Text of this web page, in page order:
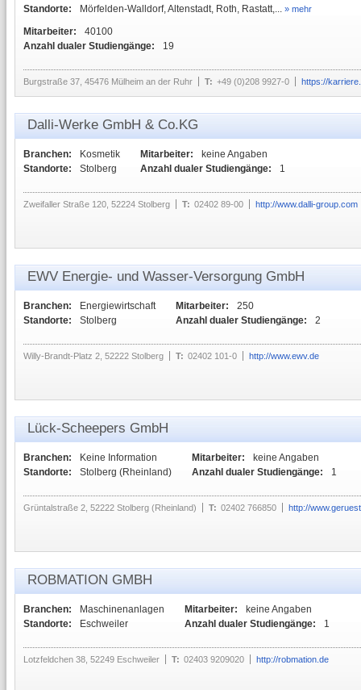
Standorte:
Mörfelden-Walldorf, Altenstadt, Roth, Rastatt,... » mehr
Mitarbeiter:
40100
Anzahl dualer Studiengänge:
19
Burgstraße 37, 45476 Mülheim an der Ruhr T: +49 (0)208 9927-0 https://
Dalli-Werke GmbH & Co.KG
Branchen:
Kosmetik
Standorte:
Stolberg
Mitarbeiter:
keine Angaben
Anzahl dualer Studiengänge:
1
Zweifaller Straße 120, 52224 Stolberg T: 02402 89-00 http://www.dalli-group.com
EWV Energie- und Wasser-Versorgung GmbH
Branchen:
Energiewirtschaft
Standorte:
Stolberg
Mitarbeiter:
250
Anzahl dualer Studiengänge:
2
Willy-Brandt-Platz 2, 52222 Stolberg T: 02402 101-0 http://www.ewv.de
Lück-Scheepers GmbH
Branchen:
Keine Information
Standorte:
Stolberg (Rheinland)
Mitarbeiter:
keine Angaben
Anzahl dualer Studiengänge:
1
Grüntalstraße 2, 52222 Stolberg (Rheinland) T: 02402 766850 http://
ROBMATION GMBH
Branchen:
Maschinenanlagen
Standorte:
Eschweiler
Mitarbeiter:
keine Angaben
Anzahl dualer Studiengänge:
1
Lotzfeldchen 38, 52249 Eschweiler T: 02403 9209020 http://robmation.de